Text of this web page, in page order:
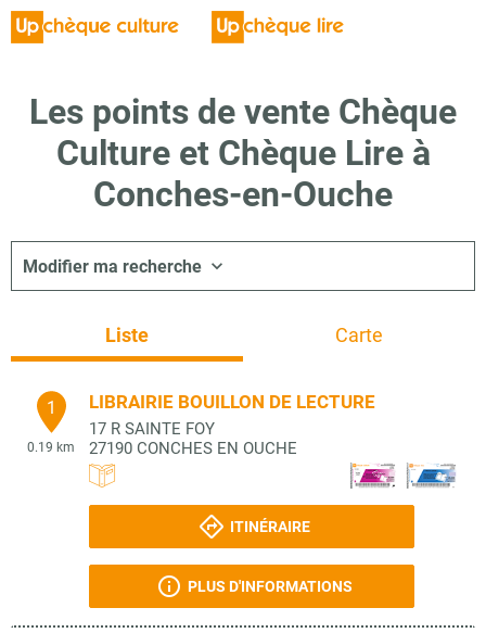
Les points de vente Chèque
Culture et Chèque Lire à
Conches-en-Ouche
Modifier ma recherche
Liste Carte
1
0.19 km
LIBRAIRIE BOUILLON DE LECTURE
17 R SAINTE FOY
27190 CONCHES EN OUCHE
ITINÉRAIRE
PLUS D'INFORMATIONS